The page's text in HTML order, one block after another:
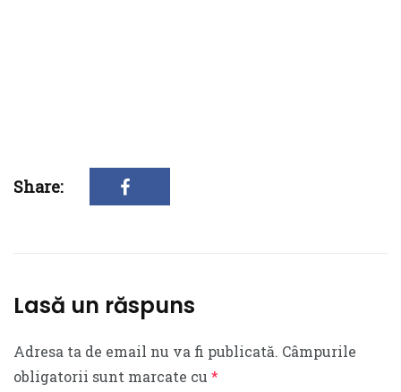
Share:
Lasă un răspuns
Adresa ta de email nu va fi publicată. Câmpurile
obligatorii sunt marcate cu *